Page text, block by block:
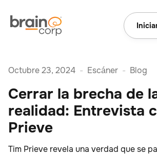
Octubre 23, 2024 - Escáner - Blog
Cerrar la brecha de
realidad: Entrevista
Prieve
Tim Prieve revela una verdad que se